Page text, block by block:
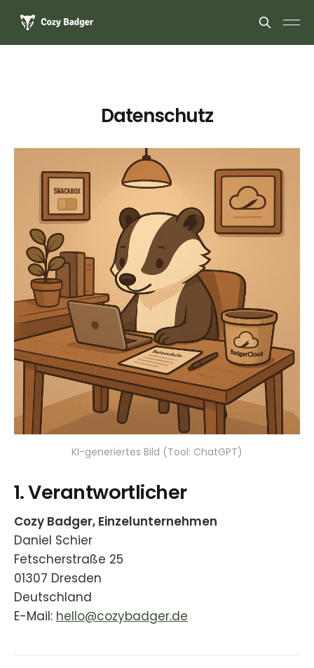
Datenschutz
KI-generiertes Bild (Tool: ChatGPT)
1. Verantwortlicher
Cozy Badger, Einzelunternehmen
Daniel Schier
Fetscherstraße 25
01307 Dresden
Deutschland
E-Mail: hello@cozybadger.de